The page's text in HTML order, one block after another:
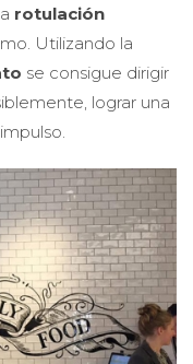
rotulación
Utilizando la
se consigue dirigir
lograr una